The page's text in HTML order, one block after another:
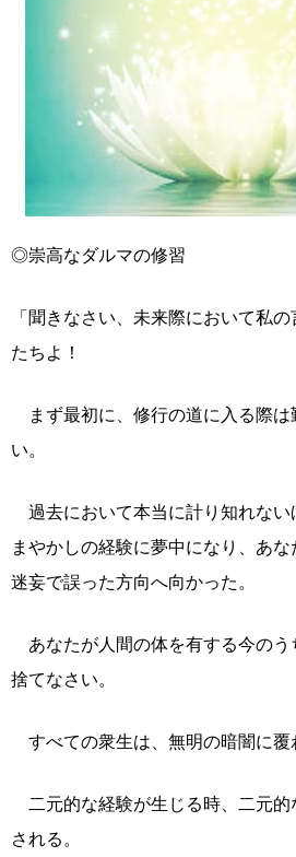
◎崇高なダルマの修習
「聞きなさい、未来際において私
たちよ！
まず最初に、修行の道に入る際は
い。
過去において本当に計り知れない
まやかしの経験に夢中になり、あ
迷妄で誤った方向へ向かった。
あなたが人間の体を有する今のう
捨てなさい。
すべての衆生は、無明の暗闇に覆
二元的な経験が生じる時、二元的
される。